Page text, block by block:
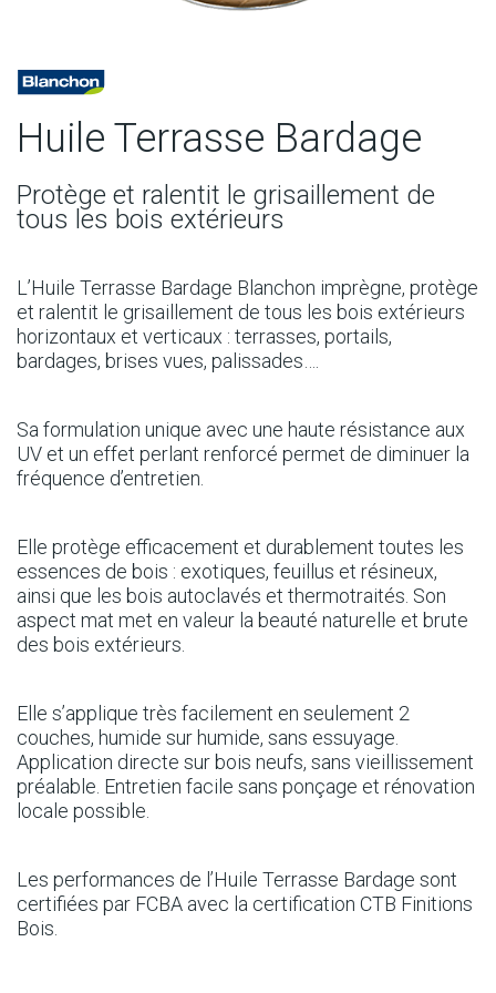
Huile Terrasse Bardage
Protège et ralentit le grisaillement de
tous les bois extérieurs
L’Huile Terrasse Bardage Blanchon imprègne, protège
et ralentit le grisaillement de tous les bois extérieurs
horizontaux et verticaux : terrasses, portails,
bardages, brises vues, palissades….
Sa formulation unique avec une haute résistance aux
UV et un effet perlant renforcé permet de diminuer la
fréquence d’entretien.
Elle protège efficacement et durablement toutes les
essences de bois : exotiques, feuillus et résineux,
ainsi que les bois autoclavés et thermotraités. Son
aspect mat met en valeur la beauté naturelle et brute
des bois extérieurs.
Elle s’applique très facilement en seulement 2
couches, humide sur humide, sans essuyage.
Application directe sur bois neufs, sans vieillissement
préalable. Entretien facile sans ponçage et rénovation
locale possible.
Les performances de l’Huile Terrasse Bardage sont
certifiées par FCBA avec la certification CTB Finitions
Bois.